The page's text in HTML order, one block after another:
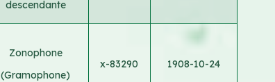
descendante
Zonophone
(Gramophone)
x-83290 1908-10-24